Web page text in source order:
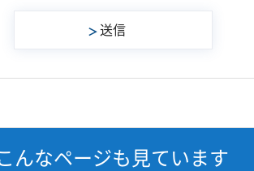
んなページも見ています